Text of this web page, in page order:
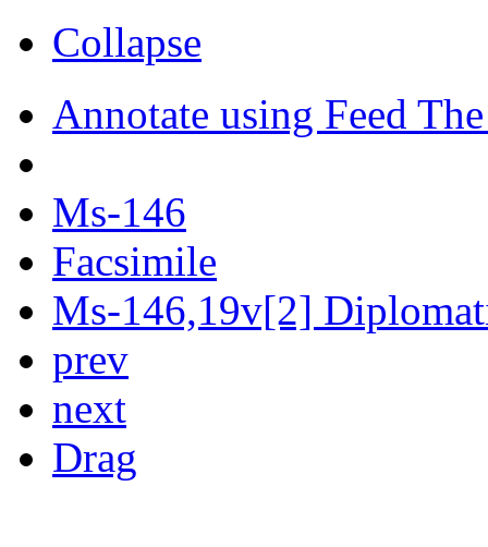
Collapse
Annotate using Feed
Ms-146
Facsimile
Ms-146,19v[2]
prev
next
Drag